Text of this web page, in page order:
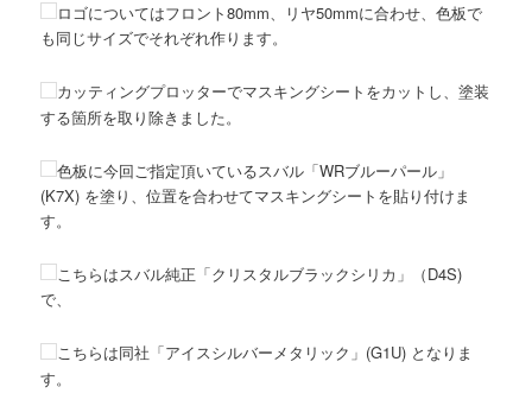
ロゴについてはフロント80mm、リヤ50mmに合わせ、色板で
も同じサイズでそれぞれ作ります。
カッティングプロッターでマスキングシートをカットし、塗装
する箇所を取り除きました。
色板に今回ご指定頂いているスバル「WRブルーパール」
(K7X) を塗り、位置を合わせてマスキングシートを貼り付けま
す。
こちらはスバル純正「クリスタルブラックシリカ」（D4S)
で、
こちらは同社「アイスシルバーメタリック」(G1U) となりま
す。